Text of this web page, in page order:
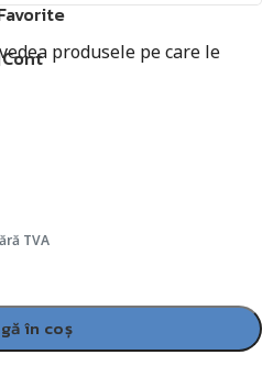
produsele pe care le
Cont
TVA
în coș